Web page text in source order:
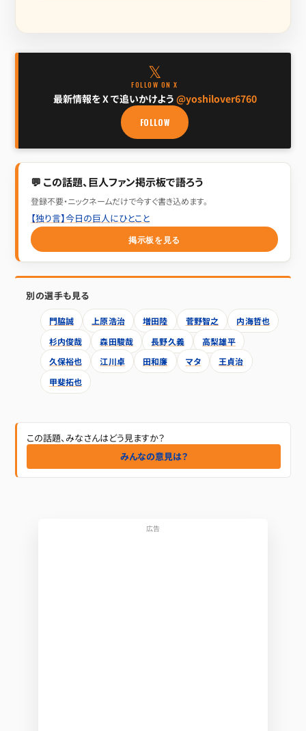
𝕏
FOLLOW ON X
最新情報を X で追いかけよう @yoshilover6760
FOLLOW
💬 この話題、巨人ファン掲示板で語ろう
登録不要・ニックネームだけで今すぐ書き込めます。
【独り言】今日の巨人にひとこと
掲示板を見る
別の選手も見る
門脇誠 上原浩治 増田陸 菅野智之
内海哲也
杉内俊哉
森田駿哉 長野久義
高梨雄平
久保裕也
江川卓 田和廉 マタ
王貞治
甲斐拓也
この話題、みなさんはどう見ますか？
みんなの意見は？
広告